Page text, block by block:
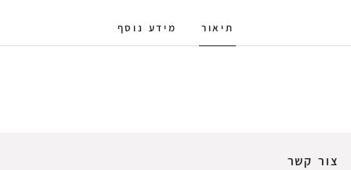
תיאור מידע נוסף
צור קשר